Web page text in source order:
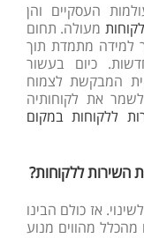
העסקיים והן
מעולה. תחום
למידה מתמדת תוך
כיום בעשור
21 חברה עסקית המבקשת לצמוח
את לקוחותיה
ללקוחות במקום
ללקוחות?
הקטליזטור לשינוי. אז כולם הבינו
מהכלל מהווים מנוע